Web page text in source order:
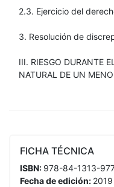
2.3. Ejercicio del
3. Resolución de
III. RIESGO DURANTE
NATURAL DE UN
FICHA TÉCNICA
ISBN: 978-84-1313-
Fecha de edición: 2019